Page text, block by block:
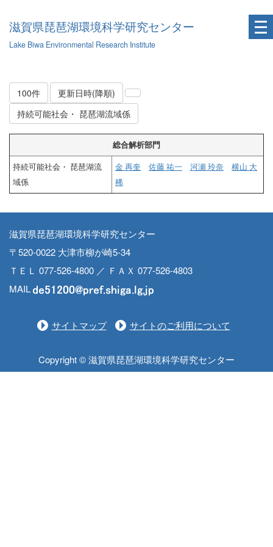
滋賀県琵琶湖環境科学研究センター
Lake Biwa Environmental Research Institute
100件
更新日時(降順)
持続可能社会・ 琵琶湖流域係
総合解析部門
持続可能社会・ 琵琶湖流
域係
金 再奎 佐藤 祐一 河瀬 玲奈
横山 大
稀
滋賀県琵琶湖環境科学研究センター
〒520-0022 大津市柳が崎5-34
ＴＥＬ 077-526-4800 ／ ＦＡＸ 077-526-4803
MAIL
サイトマップ サイトのご利用について
Copyright © 滋賀県琵琶湖環境科学研究センター